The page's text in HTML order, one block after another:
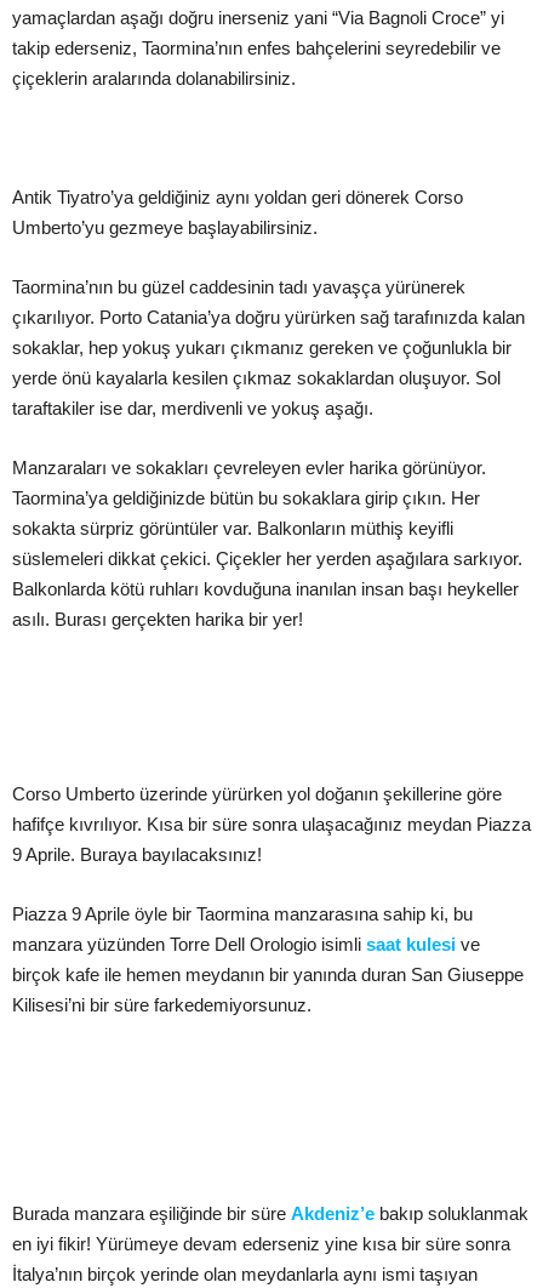
yamaçlardan aşağı doğru inerseniz yani “Via Bagnoli Croce” yi
takip ederseniz, Taormina’nın enfes bahçelerini seyredebilir ve
çiçeklerin aralarında dolanabilirsiniz.
Antik Tiyatro’ya geldiğiniz aynı yoldan geri dönerek Corso
Umberto’yu gezmeye başlayabilirsiniz.
Taormina’nın bu güzel caddesinin tadı yavaşça yürünerek
çıkarılıyor. Porto Catania’ya doğru yürürken sağ tarafınızda kalan
sokaklar, hep yokuş yukarı çıkmanız gereken ve çoğunlukla bir
yerde önü kayalarla kesilen çıkmaz sokaklardan oluşuyor. Sol
taraftakiler ise dar, merdivenli ve yokuş aşağı.
Manzaraları ve sokakları çevreleyen evler harika görünüyor.
Taormina’ya geldiğinizde bütün bu sokaklara girip çıkın. Her
sokakta sürpriz görüntüler var. Balkonların müthiş keyifli
süslemeleri dikkat çekici. Çiçekler her yerden aşağılara sarkıyor.
Balkonlarda kötü ruhları kovduğuna inanılan insan başı heykeller
asılı. Burası gerçekten harika bir yer!
Corso Umberto üzerinde yürürken yol doğanın şekillerine göre
hafifçe kıvrılıyor. Kısa bir süre sonra ulaşacağınız meydan Piazza
9 Aprile. Buraya bayılacaksınız!
Piazza 9 Aprile öyle bir Taormina manzarasına sahip ki, bu
manzara yüzünden Torre Dell Orologio isimli saat kulesi ve
birçok kafe ile hemen meydanın bir yanında duran San Giuseppe
Kilisesi’ni bir süre farkedemiyorsunuz.
Burada manzara eşiliğinde bir süre Akdeniz’e bakıp soluklanmak
en iyi fikir! Yürümeye devam ederseniz yine kısa bir süre sonra
İtalya’nın birçok yerinde olan meydanlarla aynı ismi taşıyan